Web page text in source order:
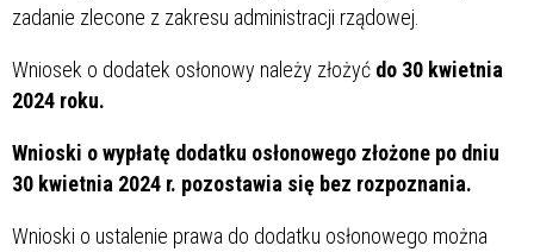
zadanie zlecone z zakresu administracji rządowej.
Wniosek o dodatek osłonowy należy złożyć do 30 kwietnia
2024 roku.
Wnioski o wypłatę dodatku osłonowego złożone po dniu
30 kwietnia 2024 r. pozostawia się bez rozpoznania.
Wnioski o ustalenie prawa do dodatku osłonowego można